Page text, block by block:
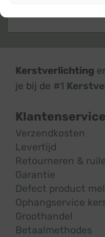
Kerstverlichting
je bij de #1
Klantenservice
Verzendkosten
Levertijd
Retourneren &
Garantie
Defect product
Ophangservice
Groothandel
Betaalmethodes